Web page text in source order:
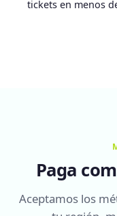
tickets en menos
Paga
Aceptamos los